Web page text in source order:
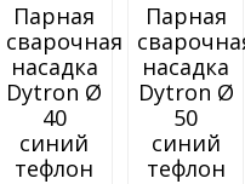
Парная
сварочная
насадка
Dytron Ø
40
синий
тефлон
Парная
насадка
Dytron Ø
50
синий
тефлон